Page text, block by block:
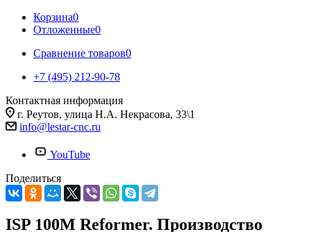
Корзина0
Отложенные0
Сравнение товаров0
+7 (495) 212-90-78
Контактная информация
г. Реутов, улица Н.А. Некрасова, 33\1
info@lestar-cnc.ru
YouTube
Поделиться
ISP 100M Reformer. Производство